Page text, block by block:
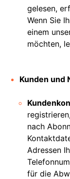
gelesen,
Wenn Sie
einem
möchten,
Kunden und
nach
Adressen
für die